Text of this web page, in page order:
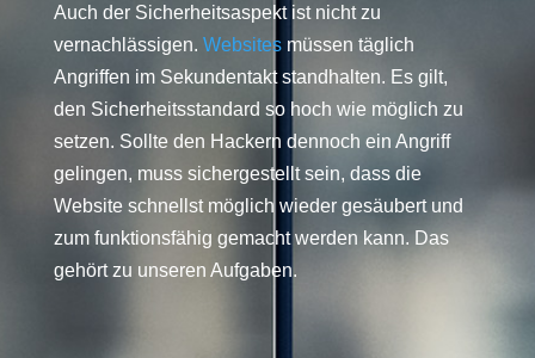
Auch der Sicherheitsaspekt ist nicht zu
vernachlässigen. Websitesmüssen täglich
Angriffen im Sekundentakt standhalten. Es gilt,
den Sicherheitsstandard so hoch wie möglich zu
setzen. Sollte den Hackern dennoch ein Angriff
gelingen, muss sichergestellt sein, dass die
Website schnellst möglich wieder gesäubert und
zum funktionsfähig gemacht werden kann. Das
gehört zu unseren Aufgaben.